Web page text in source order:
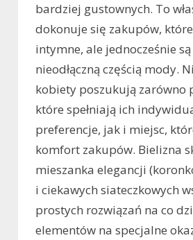
bardziej gustownych. To
dokonuje się zakupów,
intymne, ale jednocześnie
nieodłączną częścią mody.
kobiety poszukują zarówno
które spełniają ich
preferencje, jak i miejsc,
komfort zakupów. Bielizna
mieszanka elegancji
i ciekawych siateczkowych
prostych rozwiązań na co
elementów na specjalne